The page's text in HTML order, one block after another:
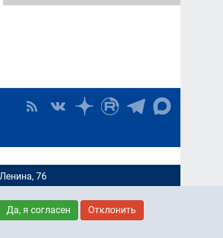
76
коммуникаций:
Да, я согласен Отклонить